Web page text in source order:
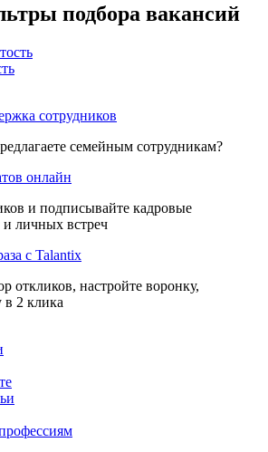
подбора вакансий
сотрудников
семейным сотрудникам?
онлайн
и подписывайте кадровые
и личных встреч
с Talantix
откликов, настройте воронку,
в 2 клика